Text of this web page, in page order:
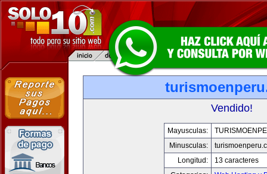
Vendido!
Mayusculas:
Minusculas:
Longitud:
13 caracteres